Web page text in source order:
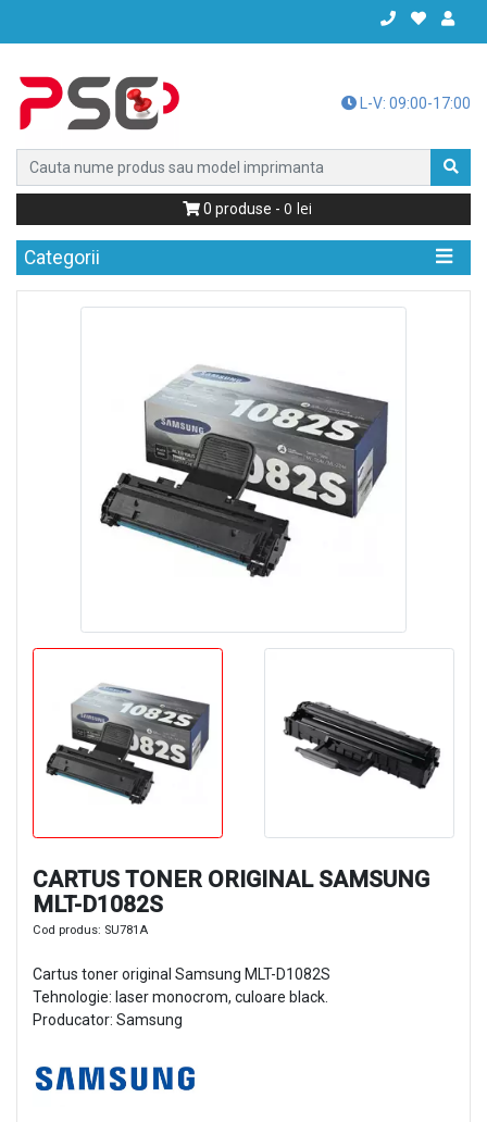
L-V: 09:00-17:00
0 produse - 0
Categorii
CARTUS TONER ORIGINAL SAMSUNG
MLT-D1082S
Cod produs: SU781A
Cartus toner original Samsung MLT-D1082S
Tehnologie: laser monocrom, culoare black.
Producator: Samsung